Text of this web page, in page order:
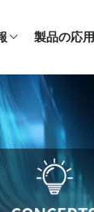
製品の応用